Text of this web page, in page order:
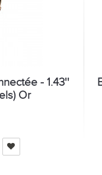
- 1.43''
Or